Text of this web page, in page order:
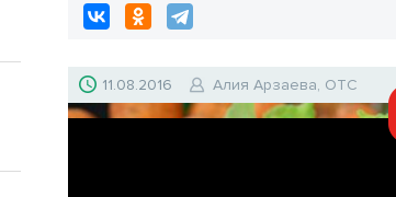
11.08.2016 Алия Арзаева, ОТС